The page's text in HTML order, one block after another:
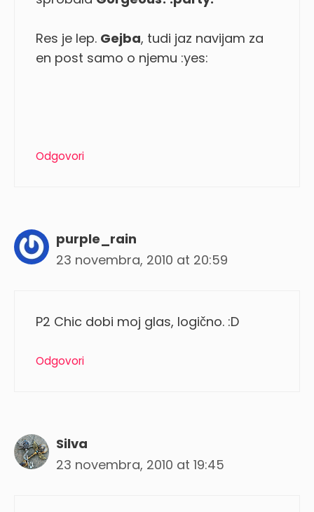
Res je lep. Gejba, tudi jaz navijam za
en post samo o njemu :yes:
Odgovori
purple_rain
23 novembra, 2010 at 20:59
P2 Chic dobi moj glas, logično. :D
Odgovori
Silva
23 novembra, 2010 at 19:45